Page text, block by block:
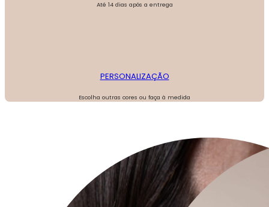
Até 14 dias após a entrega
PERSONALIZAÇÃO
Escolha outras cores ou faça à medida